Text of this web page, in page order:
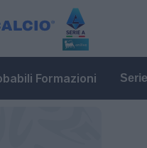
Formazioni